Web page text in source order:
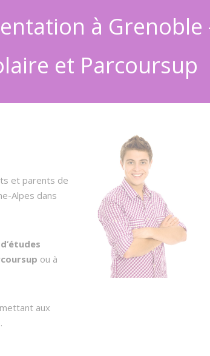
à
et Parcoursup
et parents de
Alpes dans
ou à
aux